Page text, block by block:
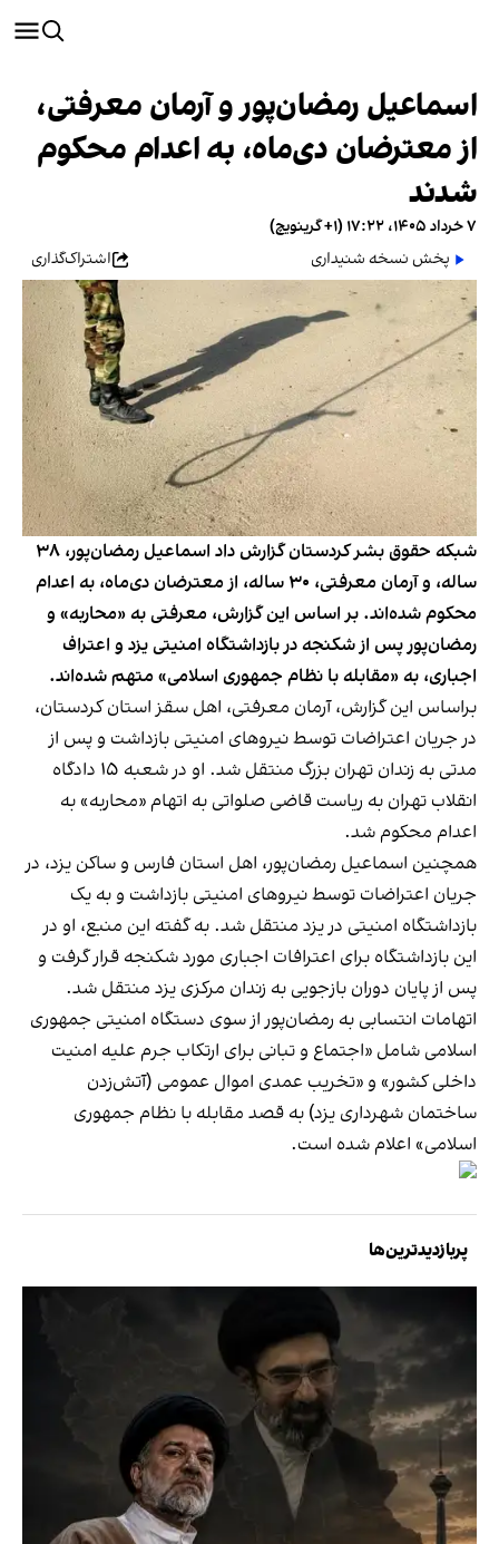
اسماعیل رمضان‌پور و آرمان معرفتی،
از معترضان دی‌ماه، به اعدام محکوم
شدند
۷ خرداد ۱۴۰۵، ۱۷:۲۲ (‎+۱ گرینویچ)
پخش نسخه شنیداری
اشتراک‌گذاری
شبکه حقوق بشر کردستان گزارش داد اسماعیل رمضان‌پور، ۳۸
ساله، و آرمان معرفتی، ۳۰ ساله، از معترضان دی‌ماه، به اعدام
محکوم شده‌اند. بر اساس این گزارش، معرفتی به «محاربه» و
رمضان‌پور پس از شکنجه در بازداشتگاه امنیتی یزد و اعتراف
اجباری، به «مقابله با نظام جمهوری اسلامی» متهم شده‌اند.
براساس این گزارش، آرمان معرفتی، اهل سقز استان کردستان،
در جریان اعتراضات توسط نیروهای امنیتی بازداشت و پس از
مدتی به زندان تهران بزرگ منتقل شد. او در شعبه ۱۵ دادگاه
انقلاب تهران به ریاست قاضی صلواتی به اتهام «محاربه» به
اعدام محکوم شد.
همچنین اسماعیل رمضان‌پور، اهل استان فارس و ساکن یزد، در
جریان اعتراضات توسط نیروهای امنیتی بازداشت و به یک
بازداشتگاه امنیتی در یزد منتقل شد. به گفته این منبع، او در
این بازداشتگاه برای اعترافات اجباری مورد شکنجه قرار گرفت و
پس از پایان دوران بازجویی به زندان مرکزی یزد منتقل شد.
اتهامات انتسابی به رمضان‌پور از سوی دستگاه امنیتی جمهوری
اسلامی شامل «اجتماع و تبانی برای ارتکاب جرم علیه امنیت
داخلی کشور» و «تخریب عمدی اموال عمومی (آتش‌زدن
ساختمان شهرداری یزد) به قصد مقابله با نظام جمهوری
اسلامی» اعلام شده است.
پربازدیدترین‌ها